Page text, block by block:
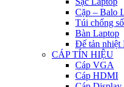
Cặp – Balo
Túi chống
Bàn Laptop
Đế tản nhiệt
CÁP TÍN HIỆU
Cáp VGA
Cáp HDMI